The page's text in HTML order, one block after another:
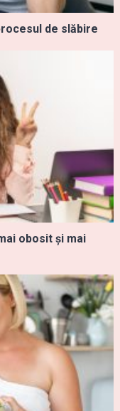
de slăbire
obosit și mai